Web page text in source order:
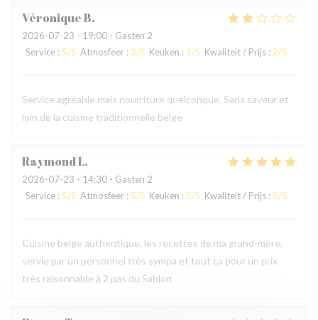
VéroniqueB
2026-07-23 - 19:00 - Gasten 2
Service : 5/5 Atmosfeer : 3/5 Keuken : 2/5 Kwaliteit / Prijs : 2/5
Service agréable mais nourriture quelconque. Sans saveur et
loin de la cuisine traditionnelle belge
RaymondL
2026-07-23 - 14:30 - Gasten 2
Service : 5/5 Atmosfeer : 5/5 Keuken : 5/5 Kwaliteit / Prijs : 5/5
Cuisine belge authentique, les recettes de ma grand-mère,
servie par un personnel très sympa et tout ça pour un prix
très raisonnable à 2 pas du Sablon